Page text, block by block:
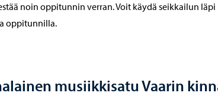
noin oppitunnin verran. Voit käydä seikkailun läpi
oppitunnilla.
musiikkisatu Vaarin